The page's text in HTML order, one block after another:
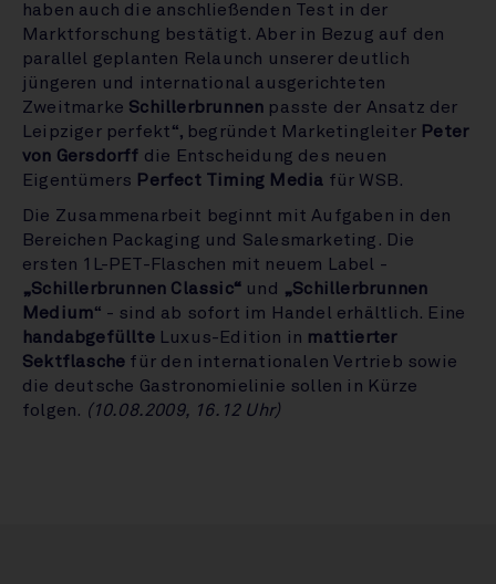
haben auch die anschließenden Test in der
Marktforschung bestätigt. Aber in Bezug auf den
parallel geplanten Relaunch unserer deutlich
jüngeren und international ausgerichteten
Zweitmarke Schillerbrunnen passte der Ansatz der
Leipziger perfekt“, begründet Marketingleiter Peter
von Gersdorff die Entscheidung des neuen
Eigentümers Perfect Timing Media für WSB.
Die Zusammenarbeit beginnt mit Aufgaben in den
Bereichen Packaging und Salesmarketing. Die
ersten 1L-PET-Flaschen mit neuem Label -
„Schillerbrunnen Classic“ und „Schillerbrunnen
Medium“ - sind ab sofort im Handel erhältlich. Eine
handabgefüllte
Luxus-Edition in mattierter
Sektflasche für den internationalen Vertrieb sowie
die deutsche Gastronomielinie sollen in Kürze
folgen. (10.08.2009, 16.12 Uhr)